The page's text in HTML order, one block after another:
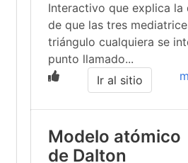
Interactivo que explica la
de que las tres
triángulo cualquiera se
punto llamado...
Ir al sitio
Modelo atómico
de Dalton